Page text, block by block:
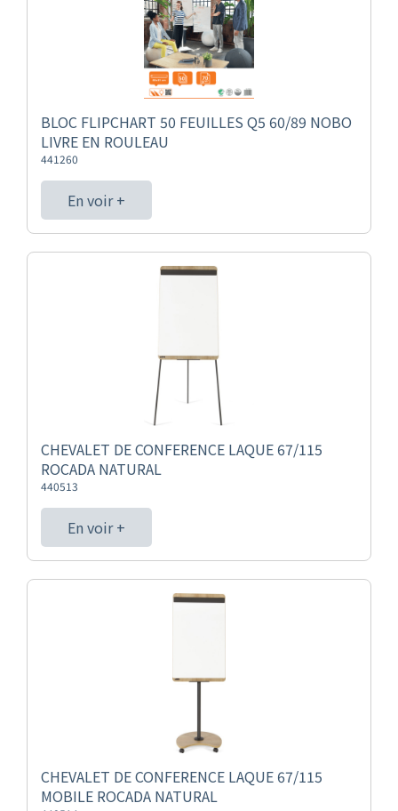
BLOC FLIPCHART 50 FEUILLES Q5 60/89 NOBO
LIVRE EN ROULEAU
441260
En voir +
CHEVALET DE CONFERENCE LAQUE 67/115
ROCADA NATURAL
440513
En voir +
CHEVALET DE CONFERENCE LAQUE 67/115
MOBILE ROCADA NATURAL